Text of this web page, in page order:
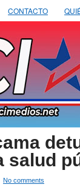
CONTACTO
salud
No comments